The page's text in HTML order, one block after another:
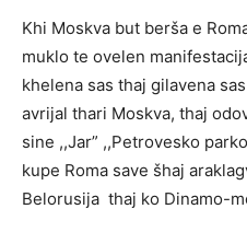
Khi Moskva but berša e
muklo te ovelen
khelena sas thaj gilavena
avrijal thari Moskva, thaj
sine ,,Jar” ,,Petrovesko
kupe Roma save šhaj
Belorusija thaj ko Dinamo-